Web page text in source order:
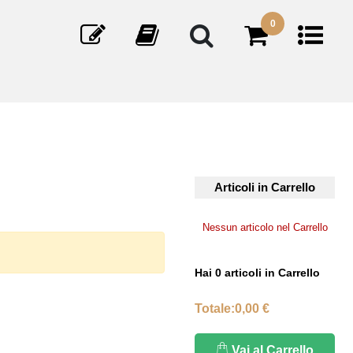
0
Articoli in Carrello
Nessun articolo nel Carrello
Hai 0 articoli in Carrello
Totale:0,00 €
Vai al Carrello